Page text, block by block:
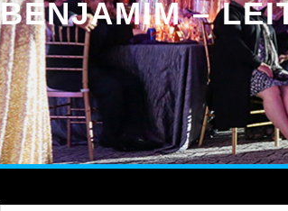
BENJAMIM –